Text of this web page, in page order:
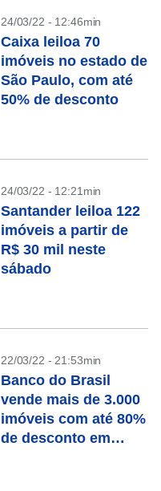
24/03/22 - 12:46min
Caixa leiloa 70
imóveis no estado de
São Paulo, com até
50% de desconto
24/03/22 - 12:21min
Santander leiloa 122
imóveis a partir de
R$ 30 mil neste
sábado
22/03/22 - 21:53min
Banco do Brasil
vende mais de 3.000
imóveis com até 80%
de desconto em